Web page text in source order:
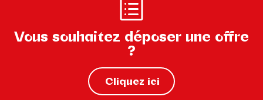
Vous souhaitez déposer une offre
?
Cliquez ici